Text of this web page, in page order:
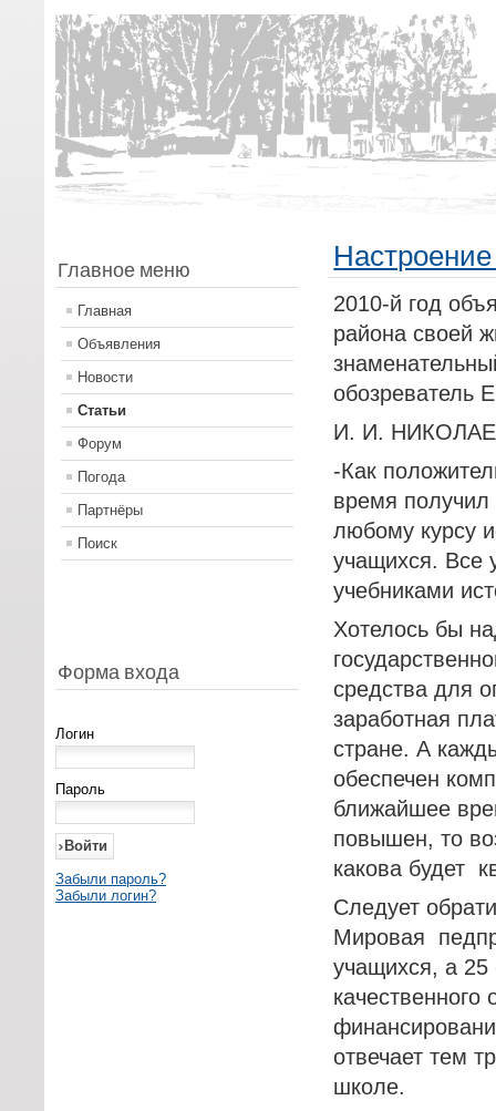
Главное меню
Главная
Объявления
Новости
Статьи
Форум
Погода
Партнёры
Поиск
Форма входа
Логин
Пароль
Забыли пароль?
Забыли логин?
2010-й год
района своей
обозреватель
И. И.
-Как
время
любому курсу
учащихся. Все
учебниками
Хотелось бы
средства для
заработная
стране. А
обеспечен
ближайшее
повышен, то
какова будет
Следует
Мировая
учащихся, а 25
отвечает тем
школе.